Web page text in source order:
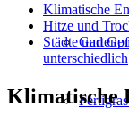
Klimatische
Hitze und
Städte und
unterschiedlich
Klimatische